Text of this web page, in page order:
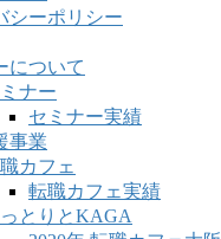
シーポリシー
について
ナー
セミナー実績
事業
カフェ
転職カフェ実績
とりとKAGA